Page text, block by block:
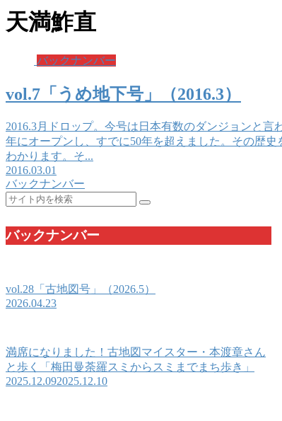
天満鮓直
バックナンバー
vol.7「うめ地下号」（2016.3）
2016.3月ドロップ。今号は日本有数のダンジョンと
年にオープンし、すでに50年を超えました。その歴
わかります。そ...
2016.03.01
バックナンバー
バックナンバー
vol.28「古地図号」（2026.5）
2026.04.23
満席になりました！古地図マイスター・本渡章さん
と歩く「梅田曼荼羅スミからスミまでまち歩き」
2025.12.092025.12.10